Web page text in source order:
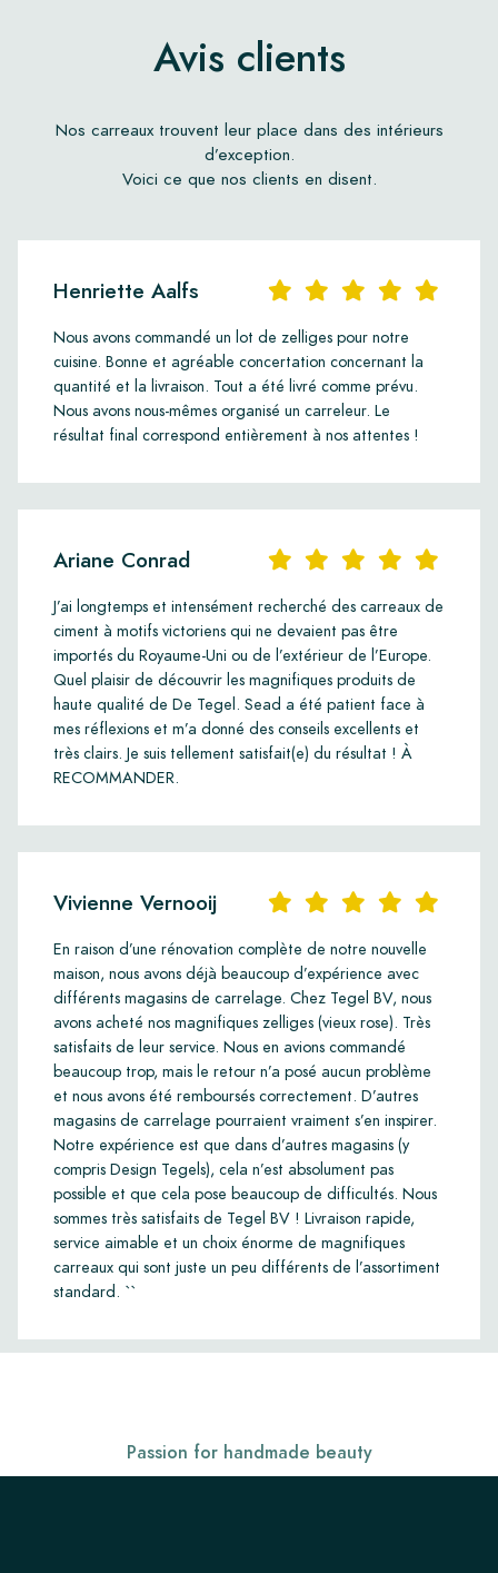
Avis clients
Nos carreaux trouvent leur place dans des intérieurs
d’exception.
Voici ce que nos clients en disent.
Henriette Aalfs
Nous avons commandé un lot de zelliges pour notre
cuisine. Bonne et agréable concertation concernant la
quantité et la livraison. Tout a été livré comme prévu.
Nous avons nous-mêmes organisé un carreleur. Le
résultat final correspond entièrement à nos attentes !
Ariane Conrad
J’ai longtemps et intensément recherché des carreaux de
ciment à motifs victoriens qui ne devaient pas être
importés du Royaume-Uni ou de l’extérieur de l’Europe.
Quel plaisir de découvrir les magnifiques produits de
haute qualité de De Tegel. Sead a été patient face à
mes réflexions et m’a donné des conseils excellents et
très clairs. Je suis tellement satisfait(e) du résultat ! À
RECOMMANDER.
Vivienne Vernooij
En raison d’une rénovation complète de notre nouvelle
maison, nous avons déjà beaucoup d’expérience avec
différents magasins de carrelage. Chez Tegel BV, nous
avons acheté nos magnifiques zelliges (vieux rose). Très
satisfaits de leur service. Nous en avions commandé
beaucoup trop, mais le retour n’a posé aucun problème
et nous avons été remboursés correctement. D’autres
magasins de carrelage pourraient vraiment s’en inspirer.
Notre expérience est que dans d’autres magasins (y
compris Design Tegels), cela n’est absolument pas
possible et que cela pose beaucoup de difficultés. Nous
sommes très satisfaits de Tegel BV ! Livraison rapide,
service aimable et un choix énorme de magnifiques
carreaux qui sont juste un peu différents de l’assortiment
standard. ``
Passion for handmade beauty